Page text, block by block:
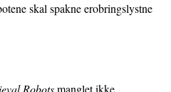
skal spakne erobringslystne
Robotsmanglet ikke